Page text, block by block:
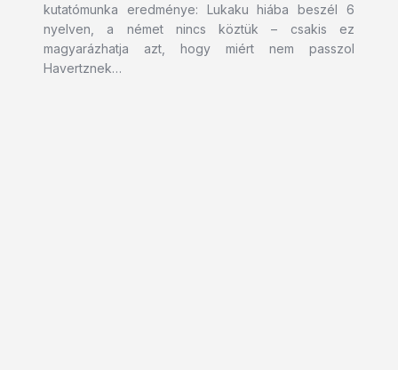
kutatómunka eredménye: Lukaku hiába beszél 6
nyelven, a német nincs köztük – csakis ez
magyarázhatja azt, hogy miért nem passzol
Havertznek…